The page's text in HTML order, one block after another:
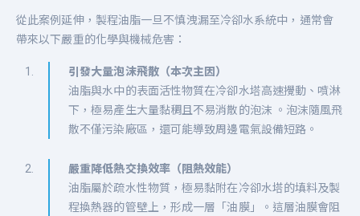
從此案例延伸，製程油脂一旦不慎洩漏至冷卻水系統中，通常會
帶來以下嚴重的化學與機械危害：
引發大量泡沫飛散（本次主因）
油脂與水中的表面活性物質在冷卻水塔高速攪動、噴淋
下，極易產生大量黏稠且不易消散的泡沫 。泡沫隨風飛
散不僅污染廠區，還可能導致周邊電氣設備短路。
嚴重降低熱交換效率（阻熱效能）
油脂屬於疏水性物質，極易黏附在冷卻水塔的填料及製
程換熱器的管壁上，形成一層「油膜」。這層油膜會阻